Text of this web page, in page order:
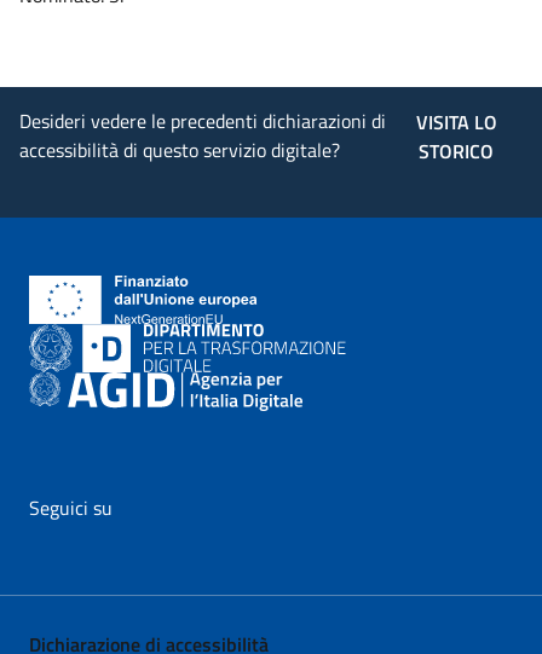
Desideri vedere le precedenti dichiarazioni di
accessibilità di questo servizio digitale?
VISITA LO
STORICO
Seguici su
Dichiarazione di accessibilità